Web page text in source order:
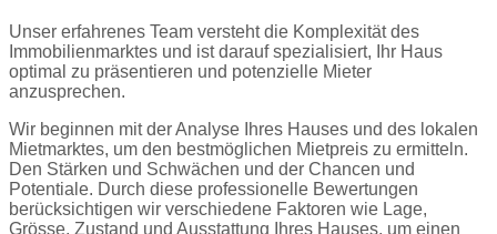
Unser erfahrenes Team versteht die Komplexität des
Immobilienmarktes und ist darauf spezialisiert, Ihr Haus
optimal zu präsentieren und potenzielle Mieter
anzusprechen.
Wir beginnen mit der Analyse Ihres Hauses und des lokalen
Mietmarktes, um den bestmöglichen Mietpreis zu ermitteln.
Den Stärken und Schwächen und der Chancen und
Potentiale. Durch diese professionelle Bewertungen
berücksichtigen wir verschiedene Faktoren wie Lage,
Grösse, Zustand und Ausstattung Ihres Hauses, um einen